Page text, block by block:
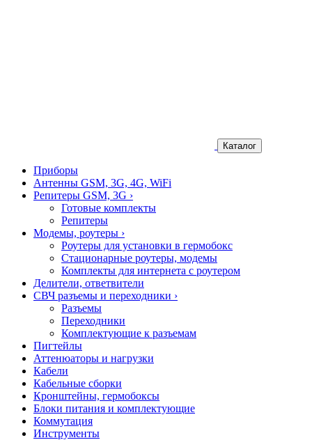
Каталог
Приборы
Антенны GSM, 3G, 4G, WiFi
Репитеры GSM, 3G ›
Готовые комплекты
Репитеры
Модемы, роутеры ›
Роутеры для установки в гермобокс
Стационарные роутеры, модемы
Комплекты для интернета с роутером
Делители, ответвители
СВЧ разъемы и переходники ›
Разъемы
Переходники
Комплектующие к разъемам
Пигтейлы
Аттенюаторы и нагрузки
Кабели
Кабельные сборки
Кронштейны, гермобоксы
Блоки питания и комплектующие
Коммутация
Инструменты